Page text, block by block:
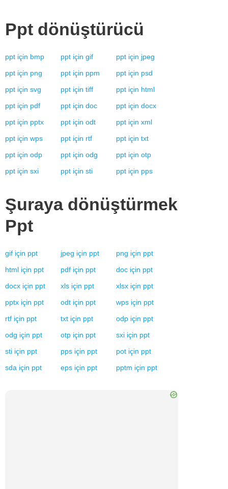
Ppt dönüştürücü
ppt için bmp ppt için gif ppt için jpeg
ppt için png ppt için ppm ppt için psd
ppt için svg ppt için tiff ppt için html
ppt için pdf ppt için doc ppt için docx
ppt için pptx ppt için odt ppt için xml
ppt için wps ppt için rtf ppt için txt
ppt için odp ppt için odg ppt için otp
ppt için sxi ppt için sti ppt için pps
Şuraya dönüştürmek
Ppt
gif için ppt jpeg için ppt png için ppt
html için ppt pdf için ppt doc için ppt
docx için ppt xls için ppt xlsx için ppt
pptx için ppt odt için ppt wps için ppt
rtf için ppt txt için ppt odp için ppt
odg için ppt otp için ppt sxi için ppt
sti için ppt pps için ppt pot için ppt
sda için ppt eps için ppt pptm için ppt